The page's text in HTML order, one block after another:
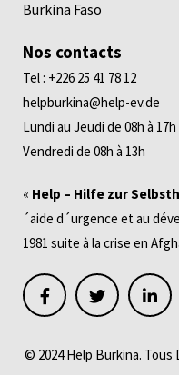
Burkina Faso
Nos contacts
Tel : +226 25 41 78 12
helpburkina@help-ev.de
Lundi au Jeudi de 08h à 17h
Vendredi de 08h à 13h
« Help – Hilfe zur
´aide d´urgence et au
1981 suite à la crise en
© 2024 Help Burkina. Tous